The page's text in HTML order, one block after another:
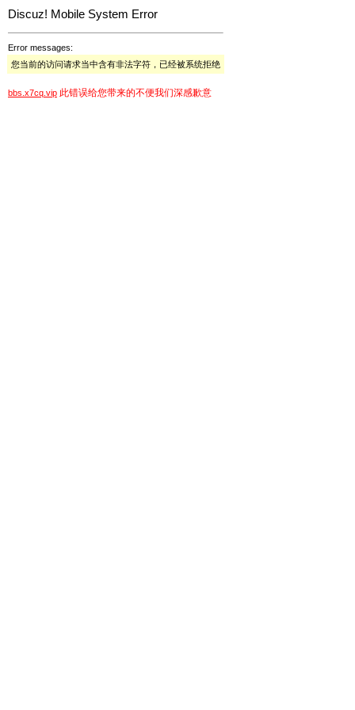
Discuz! Mobile System Error
Error messages:
您当前的访问请求当中含有非法字符，已经被系统拒绝
bbs.x7cq.vip 此错误给您带来的不便我们深感歉意